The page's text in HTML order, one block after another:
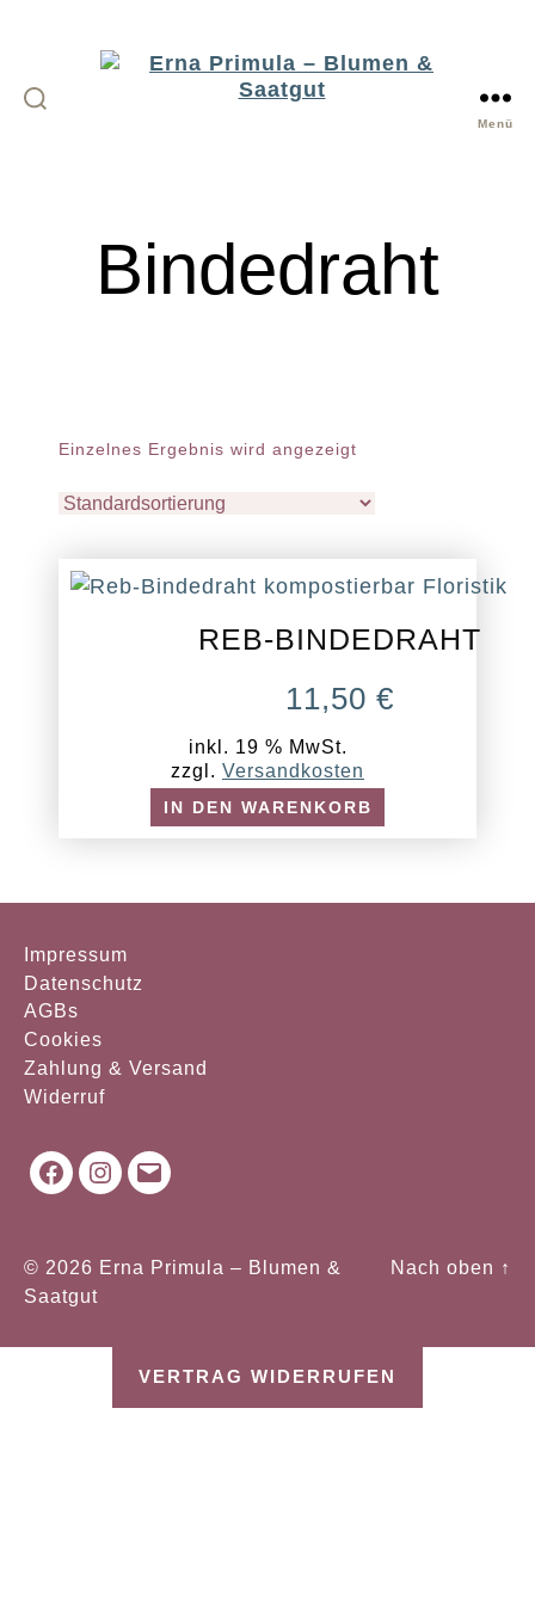
Blumen
&
Saatgut
Menü
Bindedraht
Einzelnes Ergebnis wird angezeigt
REB-BINDEDRAHT
11,50 €
inkl. 19 % MwSt.
zzgl. Versandkosten
IN DEN WARENKORB
Impressum
Datenschutz
AGBs
Cookies
Zahlung & Versand
Widerruf
Facebook
Instagram
Mail
© 2026 Erna Primula – Blumen &
Saatgut
Nach oben ↑
VERTRAG WIDERRUFEN